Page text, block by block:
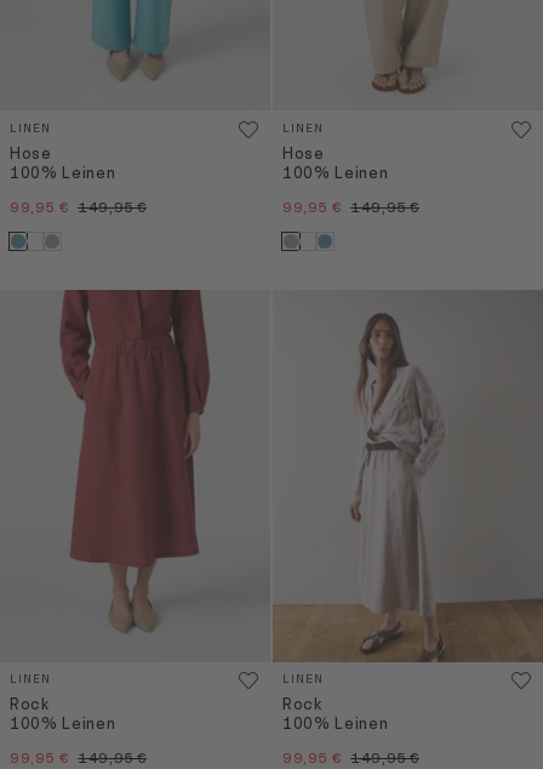
LINEN
Hose
100% Leinen
99,95 € 149,95 €
LINEN
Hose
100% Leinen
99,95 € 149,95 €
LINEN
Rock
100% Leinen
99,95 € 149,95 €
LINEN
Rock
100% Leinen
99,95 € 149,95 €